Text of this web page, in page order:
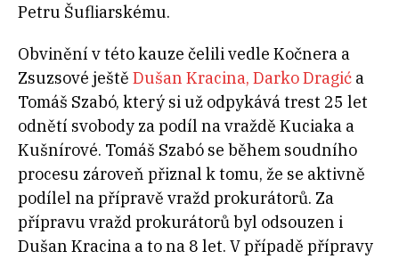
Petru Šufliarskému.
Obvinění v této kauze čelili vedle Kočnera a
Zsuzsové ještě Dušan Kracina, Darko Dragić a
Tomáš Szabó, který si už odpykává trest 25 let
odnětí svobody za podíl na vraždě Kuciaka a
Kušnírové. Tomáš Szabó se během soudního
procesu zároveň přiznal k tomu, že se aktivně
podílel na přípravě vražd prokurátorů. Za
přípravu vražd prokurátorů byl odsouzen i
Dušan Kracina a to na 8 let. V případě přípravy